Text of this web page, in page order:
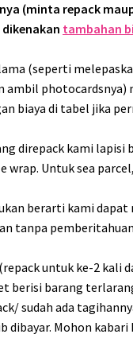
(minta repack
tambahan
(seperti
photocardsnya)
biaya di tabel jika
direpack kami
Untuk sea
berarti kami dapat
tanpa
untuk ke-2 kali
berisi barang
sudah ada
Mohon